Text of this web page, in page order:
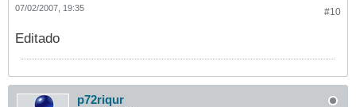
#10
07/02/2007, 19:35
Editado
p72riqur